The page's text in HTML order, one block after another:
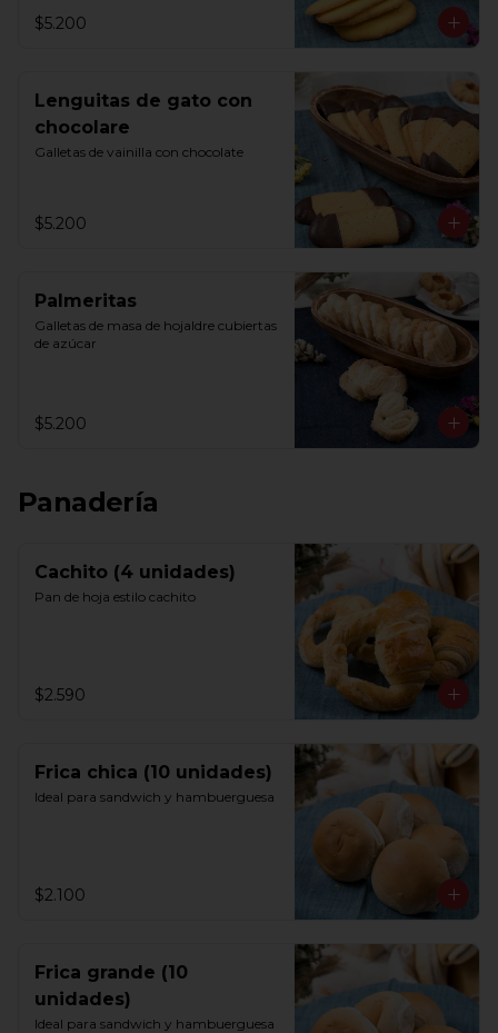
$5.200
Lenguitas de gato con
chocolare
Galletas de vainilla con chocolate
$5.200
Palmeritas
Galletas de masa de hojaldre cubiertas
de azúcar
$5.200
Panadería
Cachito (4 unidades)
Pan de hoja estilo cachito
$2.590
Frica chica (10 unidades)
Ideal para sandwich y hambuerguesa
$2.100
Frica grande (10
unidades)
Ideal para sandwich y hambuerguesa